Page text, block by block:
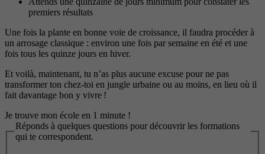
premiers résultats
Une fois la plante en bonne voie de croissance, il faudra procéder à
un arrosage classique : environ une fois par semaine en été et une
fois tous les quinze jours en hiver.
Et voilà, maintenant, tu n’as plus aucune excuse pour ne pas
transformer ton chez-toi en jungle urbaine ou au moins, en lieu où il
fait davantage bon y vivre !
Je trouve mon école en 1 minute !
Réponds à quelques questions pour découvrir les formations
qui te correspondent.